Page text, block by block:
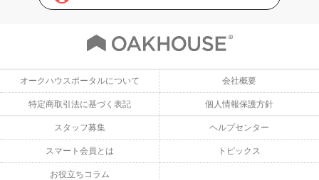
オークハウスポータルについて 会社概要
特定商取引法に基づく表記 個人情報保護方針
スタッフ募集 ヘルプセンター
スマート会員とは トピックス
お役立ちコラム